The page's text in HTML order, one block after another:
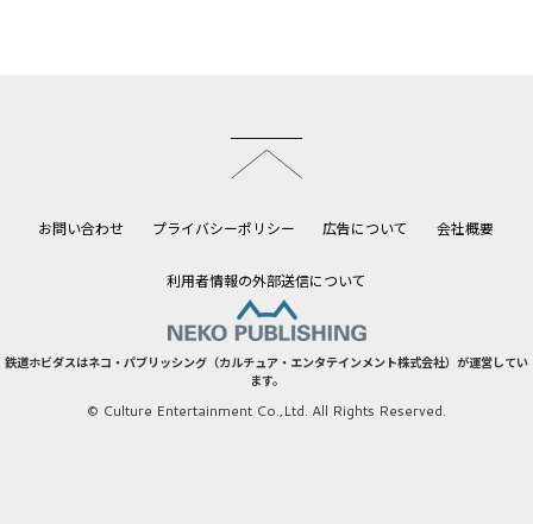
お問い合わせ プライバシーポリシー 広告について 会社概要
利用者情報の外部送信について
鉄道ホビダスはネコ・パブリッシング（カルチュア・エンタテインメント株式会社）が運営してい
ます。
© Culture Entertainment Co.,Ltd. All Rights Reserved.